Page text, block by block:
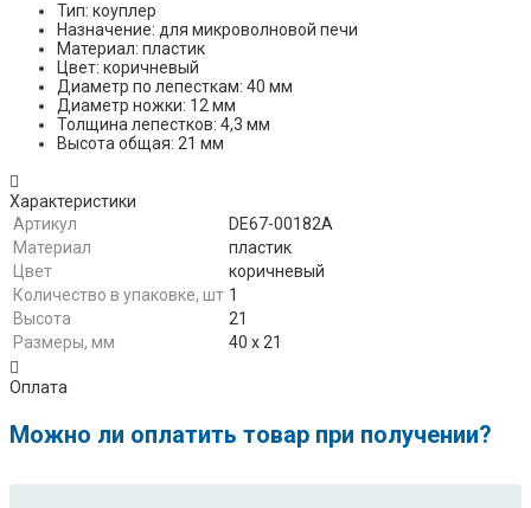
Тип: коуплер
Назначение: для микроволновой печи
Материал: пластик
Цвет: коричневый
Диаметр по лепесткам: 40 мм
Диаметр ножки: 12 мм
Толщина лепестков: 4,3 мм
Высота общая: 21 мм
Характеристики
Артикул
DE67-00182A
Материал
пластик
Цвет
коричневый
Количество в упаковке, шт 1
Высота
21
Размеры, мм
40 х 21
Оплата
Можно ли оплатить товар при получении?